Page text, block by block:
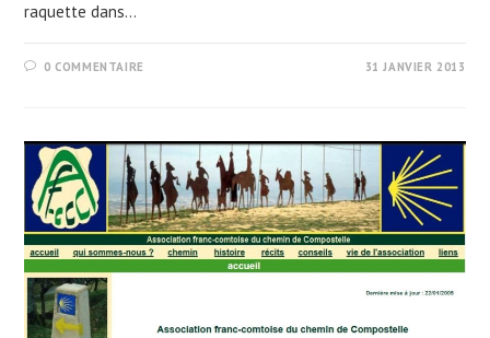
raquette dans…
0 COMMENTAIRE 31 JANVIER 2013